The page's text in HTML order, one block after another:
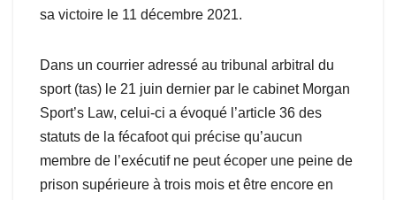
sa victoire le 11 décembre 2021.
Dans un courrier adressé au tribunal arbitral du
sport (tas) le 21 juin dernier par le cabinet Morgan
Sport’s Law, celui-ci a évoqué l’article 36 des
statuts de la fécafoot qui précise qu’aucun
membre de l’exécutif ne peut écoper une peine de
prison supérieure à trois mois et être encore en